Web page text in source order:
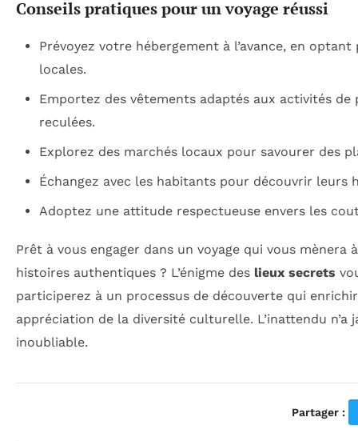
Conseils pratiques pour un voyage réussi
Prévoyez votre hébergement à l’avance, en
locales.
Emportez des vêtements adaptés aux activités
reculées.
Explorez des marchés locaux pour savourer des
Échangez avec les habitants pour découvrir
Adoptez une attitude respectueuse envers les
Prêt à vous engager dans un voyage qui vous
histoires authentiques ? L’énigme des lieux secrets
participerez à un processus de découverte qui
appréciation de la diversité culturelle. L’inattendu n’a
inoubliable.
Partager :